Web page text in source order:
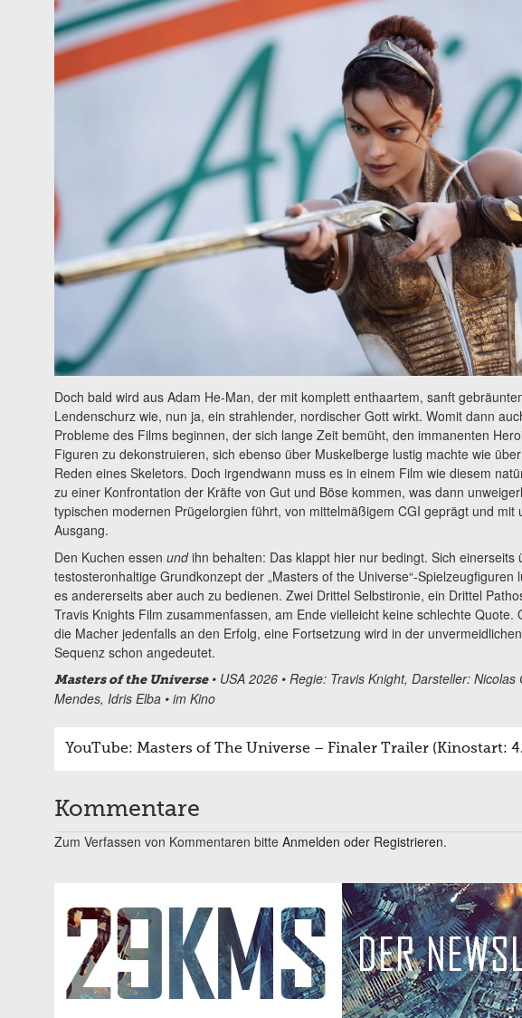
Doch bald wird aus Adam He-Man, der mit komplett enthaartem, sanft
Lendenschurz wie, nun ja, ein strahlender, nordischer Gott wirkt. Womit dann
Probleme des Films beginnen, der sich lange Zeit bemüht, den immanenten
Figuren zu dekonstruieren, sich ebenso über Muskelberge lustig machte wie
Reden eines Skeletors. Doch irgendwann muss es in einem Film wie diesem
zu einer Konfrontation der Kräfte von Gut und Böse kommen, was dann
typischen modernen Prügelorgien führt, von mittelmäßigem CGI geprägt und mit
Ausgang.
Den Kuchen essen undihn behalten: Das klappt hier nur bedingt. Sich einerseits
testosteronhaltige Grundkonzept der „Masters of the Universe“-Spielzeugfiguren
es andererseits aber auch zu bedienen. Zwei Drittel Selbstironie, ein Drittel
Travis Knights Film zusammenfassen, am Ende vielleicht keine schlechte Quote.
die Macher jedenfalls an den Erfolg, eine Fortsetzung wird in der
Sequenz schon angedeutet.
Masters of the Universe• USA 2026 • Regie: Travis Knight, Darsteller: Nicolas
Mendes, Idris Elba • im Kino
YouTube: Masters of The Universe – Finaler Trailer (Kinostart:
Kommentare
Zum Verfassen von Kommentaren bitte Anmelden oder Registrieren.